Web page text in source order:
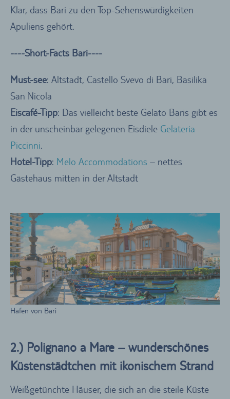
Klar, dass Bari zu den Top-Sehenswürdigkeiten
Apuliens gehört.
----Short-Facts Bari----
Must-see: Altstadt, Castello Svevo di Bari, Basilika
San Nicola
Eiscafé-Tipp: Das vielleicht beste Gelato Baris gibt es
in der unscheinbar gelegenen Eisdiele Gelateria
Piccinni.
Hotel-Tipp: Melo Accommodations – nettes
Gästehaus mitten in der Altstadt
Hafen von Bari
2.) Polignano a Mare – wunderschönes
Küstenstädtchen mit ikonischem Strand
Weißgetünchte Häuser, die sich an die steile Küste